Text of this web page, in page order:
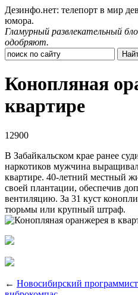
Дезинфо.нет: телепорт в мир
юмора.
Гламурный развлекательный
одобряют.
Конопляная
квартире
12900
В Забайкальском крае ранее
наркотиков мужчина
квартире. 40-летний местный
своей плантации, обеспечив
вентиляцию. За 31 куст
тюрьмы или крупный штраф.
← Новосибирский программист